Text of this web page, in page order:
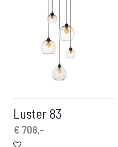
Luster 83
€ 708,-